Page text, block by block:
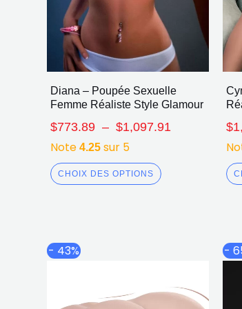
Diana – Poupée Sexuelle
Femme Réaliste Style Glamour
$773.89 – $1,097.91
Note 4.25 sur 5
CHOIX DES OPTIONS
$
- 43%
était :
est :
-